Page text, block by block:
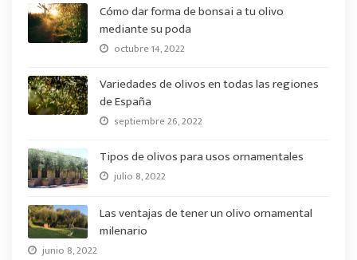
Cómo dar forma de bonsai a tu olivo
mediante su poda
octubre 14, 2022
Variedades de olivos en todas las regiones
de España
septiembre 26, 2022
Tipos de olivos para usos ornamentales
julio 8, 2022
Las ventajas de tener un olivo ornamental
milenario
junio 8, 2022